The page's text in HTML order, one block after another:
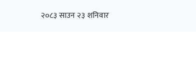
२०८३ साउन २३ शनिवार